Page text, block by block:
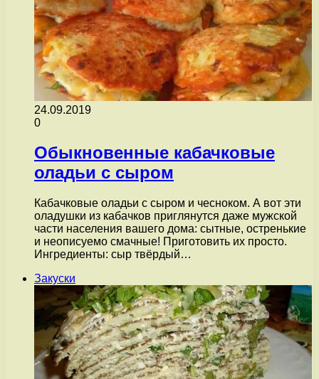
24.09.2019
0
Обыкновенные кабачковые
оладьи с сыром
Кабачковые оладьи с сыром и чесноком. А вот эти
оладушки из кабачков приглянутся даже мужской
части населения вашего дома: сытные, остренькие
и неописуемо смачные! Приготовить их просто.
Ингредиенты: сыр твёрдый…
Закуски